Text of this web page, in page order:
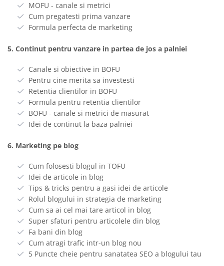
MOFU - canale si metrici
Cum pregatesti prima vanzare
Formula perfecta de marketing
5. Continut pentru vanzare in partea de jos a palniei
Canale si obiective in BOFU
Pentru cine merita sa investesti
Retentia clientilor in BOFU
Formula pentru retentia clientilor
BOFU - canale si metrici de masurat
Idei de continut la baza palniei
6. Marketing pe blog
Cum folosesti blogul in TOFU
Idei de articole in blog
Tips & tricks pentru a gasi idei de articole
Rolul blogului in strategia de marketing
Cum sa ai cel mai tare articol in blog
Super sfaturi pentru articolele din blog
Fa bani din blog
Cum atragi trafic intr-un blog nou
5 Puncte cheie pentru sanatatea SEO a blogului tau